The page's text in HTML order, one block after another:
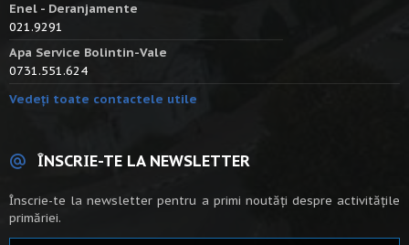
Enel - Deranjamente
021.9291
Apa Service Bolintin-Vale
0731.551.624
Vedeți toate contactele utile
ÎNSCRIE-TE LA NEWSLETTER
Înscrie-te la newsletter pentru a primi noutăți despre activitățile
primăriei.